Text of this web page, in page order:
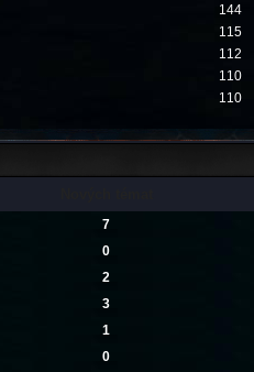
144
115
112
110
110
7
0
2
3
1
0